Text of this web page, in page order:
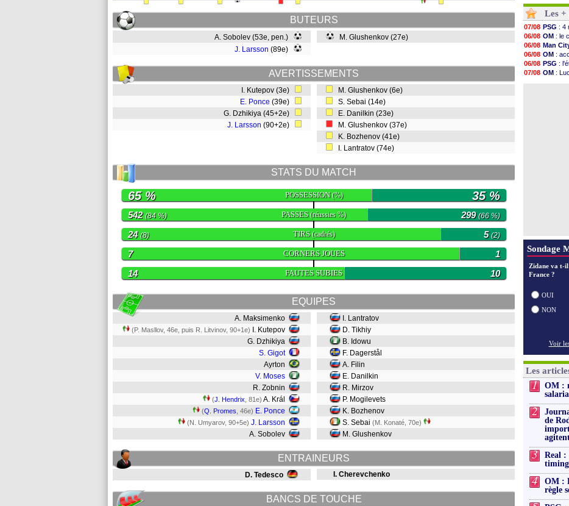
BUTEURS
A. Sobolev (53e, pen.)
J. Larsson (89e)
M. Glushenkov (27e)
AVERTISSEMENTS
I. Kutepov (3e)
E. Ponce (39e)
G. Dzhikiya (45+2e)
J. Larsson (90+2e)
M. Glushenkov (6e)
S. Sebai (14e)
E. Danilkin (23e)
M. Glushenkov (37e)
K. Bozhenov (41e)
I. Lantratov (74e)
STATS DU MATCH
POSSESSION(%)
65 % 35 %
PASSES(réussies %)
542(84 %) 299(66 %)
TIRS(cadrés)
24 (8) 5(2)
CORNERS JOUES
7 1
FAUTES SUBIES
14 10
EQUIPES
A. Maksimenko
(P. Masllov, 46e, puis R. Litvinov, 90+1e)
I. Kutepov
G. Dzhikiya
S. Gigot
Ayrton
V. Moses
R. Zobnin
(J. Hendrix , 81e) A. Král
(Q. Promes , 46e) E. Ponce
(N. Umyarov, 90+5e) J. Larsson
A. Sobolev
I. Lantratov
D. Tikhiy
B. Idowu
F. Dagerstål
A. Filin
E. Danilkin
R. Mirzov
P. Mogilevets
K. Bozhenov
S. Sebai (M. Konaté, 70e)
M. Glushenkov
ENTRAINEURS
D. Tedesco I. Cherevchenko
BANCS DE TOUCHE
10h49 PSG:
10h32
OM: le
10h10
09h49
09h35
OM :
09h08
Barça:
08h54
OM :
08h32
Man
07/08 L3:
Les +
07/08 PSG : 4
06/08 OM : le
06/08 Man
06/08 OM :
06/08 PSG :
07/08 OM :
Sondage
Zidane va t-il
France ?
OUI
NON
Voir
Les
1
OM :
2
de
3
Real :
4
OM :
règle